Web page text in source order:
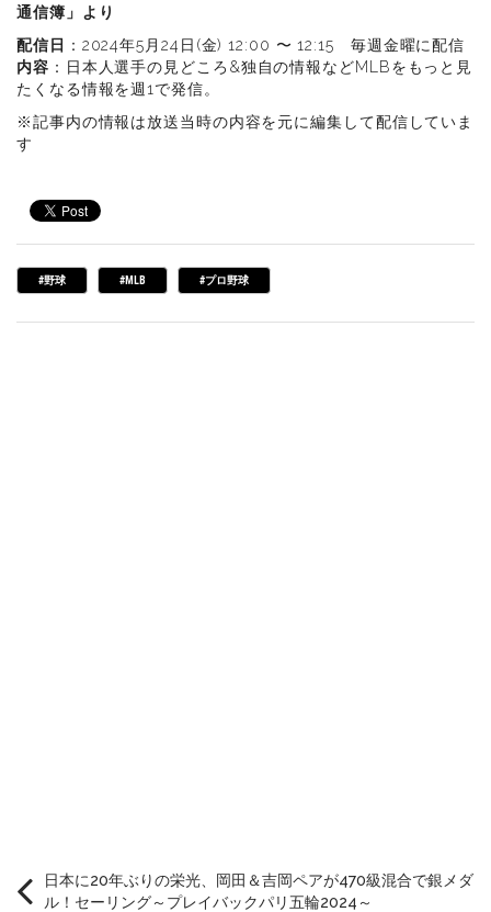
通信簿」より
配信日 ：2024年5月24日(金) 12:00 〜 12:15 毎週金曜に配信
内容 ：日本人選手の見どころ&独自の情報などMLBをもっと見
たくなる情報を週1で発信。
※記事内の情報は放送当時の内容を元に編集して配信していま
す
#野球 #MLB #プロ野球
日本に20年ぶりの栄光、岡田＆吉岡ペアが470級混合で銀メダ
ル！セーリング～プレイバックパリ五輪2024～